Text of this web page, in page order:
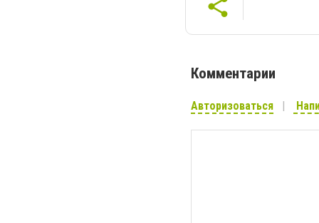
Комментарии
Авторизоваться